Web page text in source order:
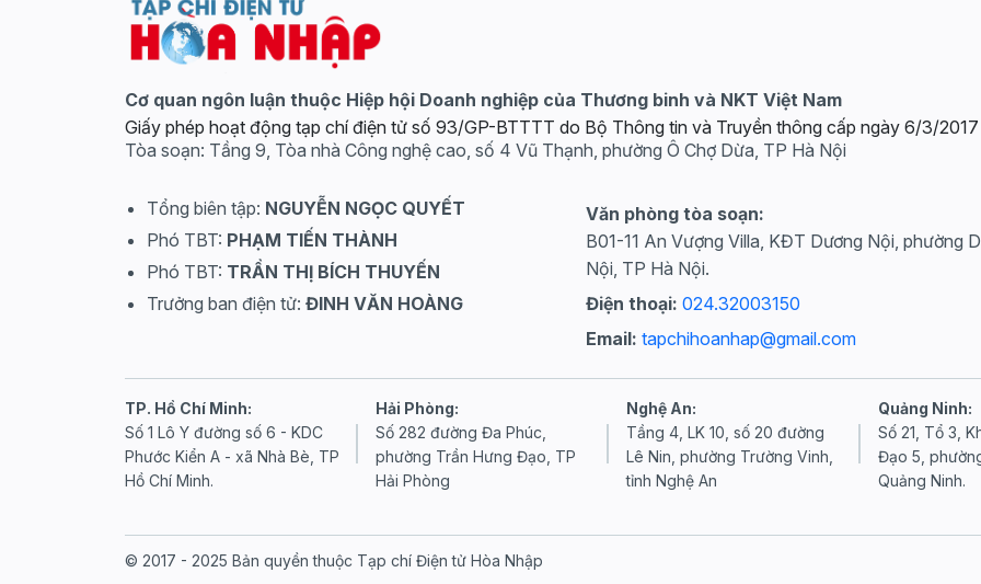
Cơ quan ngôn luận thuộc Hiệp hội Doanh nghiệp của Thương binh và NKT Việt Nam
Giấy phép hoạt động tạp chí điện tử số 93/GP-BTTTT do Bộ Thông tin và Truyền thông cấp ngày 6/3/2017
Tòa soạn: Tầng 9, Tòa nhà Công nghệ cao, số 4 Vũ Thạnh, phường Ô Chợ Dừa, TP Hà Nội
Tổng biên tập: NGUYỄN NGỌC QUYẾT
Phó TBT: PHẠM TIẾN THÀNH
Phó TBT: TRẦN THỊ BÍCH THUYẾN
Trưởng ban điện tử: ĐINH VĂN HOÀNG
Văn phòng tòa soạn:
B01-11 An Vượng Villa, KĐT Dương Nội, phường
Nội, TP Hà Nội.
Điện thoại: 024.32003150
Email: tapchihoanhap@gmail.com
TP. Hồ Chí Minh:
Số 1 Lô Y đường số 6 - KDC
Phước Kiển A - xã Nhà Bè, TP
Hồ Chí Minh.
Hải Phòng:
Số 282 đường Đa Phúc,
phường Trần Hưng Đạo, TP
Hải Phòng
Nghệ An:
Tầng 4, LK 10, số 20 đường
Lê Nin, phường Trường Vinh,
tỉnh Nghệ An
Quảng Ninh:
Số 21, Tổ 3,
Đạo 5,
Quảng Ninh.
© 2017 - 2025 Bản quyền thuộc Tạp chí Điện tử Hòa Nhập